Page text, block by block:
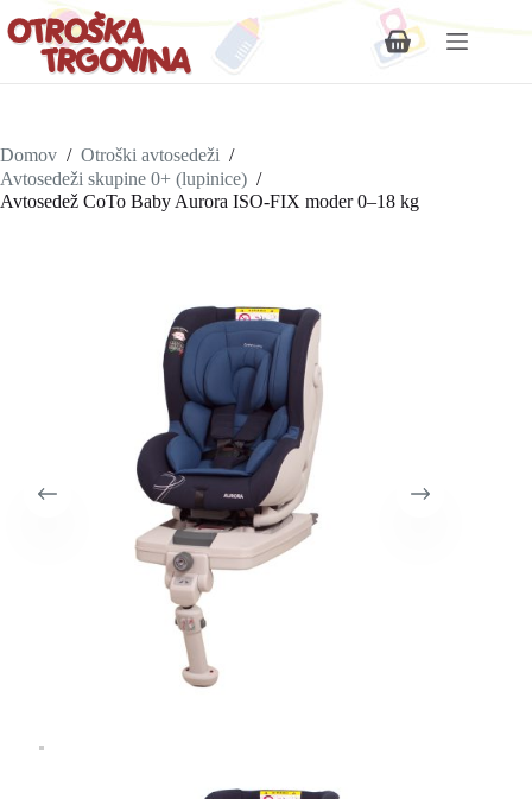
Shopping
Domov / Otroški avtosedeži /
Avtosedeži skupine 0+ (lupinice) /
Avtosedež CoTo Baby Aurora ISO-FIX moder 0–18 kg